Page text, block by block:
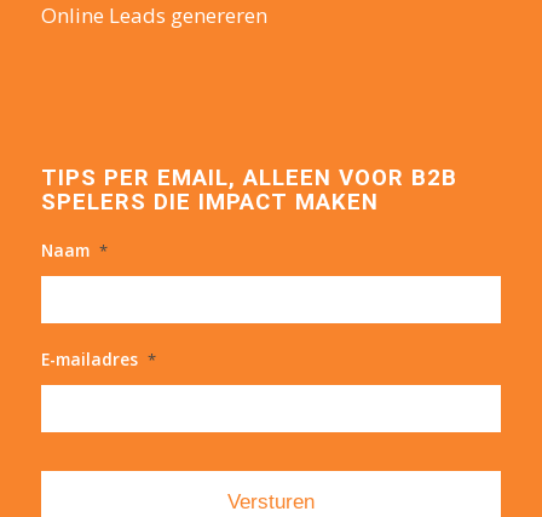
Online Leads genereren
TIPS PER EMAIL, ALLEEN VOOR B2B
SPELERS DIE IMPACT MAKEN
Naam *
E-mailadres *